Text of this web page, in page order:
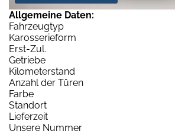
Allgemeine Daten:
Fahrzeugtyp
Karosserieform
Erst-Zul.
Getriebe
Kilometerstand
Anzahl der Türen
Farbe
Standort
Lieferzeit
Unsere Nummer